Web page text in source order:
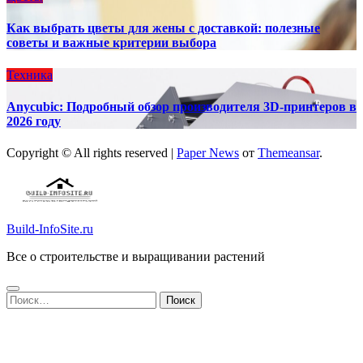
Как выбрать цветы для жены с доставкой: полезные
советы и важные критерии выбора
Техника
Anycubic: Подробный обзор производителя 3D-принтеров в
2026 году
Copyright © All rights reserved | Paper News от Themeansar.
Build-InfoSite.ru
Все о строительстве и выращивании растений
Найти: